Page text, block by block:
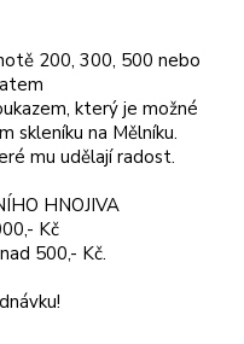
prokořeněné
Dostupnost
Varianta
200, 300, 500 nebo
který je možné
skleníku na Mělníku.
mu udělají radost.
HNOJIVA
Kč
500,- Kč.